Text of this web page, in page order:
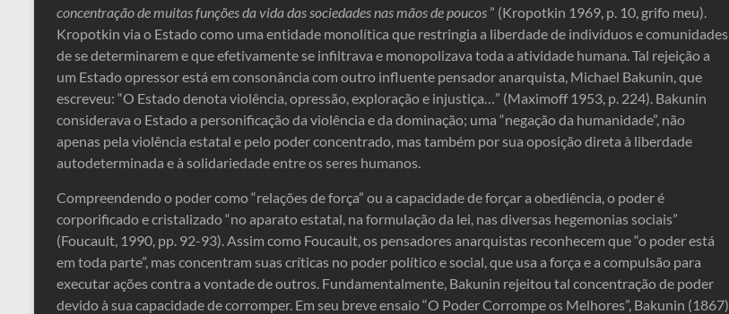
concentração de muitas funções da vida das sociedades nas mãos de poucos ” (Kropotkin 1969, p. 10, grifo meu).
Kropotkin via o Estado como uma entidade monolítica que restringia a liberdade de indivíduos e comunidades
de se determinarem e que efetivamente se infiltrava e monopolizava toda a atividade humana. Tal rejeição a
um Estado opressor está em consonância com outro influente pensador anarquista, Michael Bakunin, que
escreveu: “O Estado denota violência, opressão, exploração e injustiça…” (Maximoff 1953, p. 224). Bakunin
considerava o Estado a personificação da violência e da dominação; uma “negação da humanidade”, não
apenas pela violência estatal e pelo poder concentrado, mas também por sua oposição direta à liberdade
autodeterminada e à solidariedade entre os seres humanos.
Compreendendo o poder como “relações de força” ou a capacidade de forçar a obediência, o poder é
corporificado e cristalizado “no aparato estatal, na formulação da lei, nas diversas hegemonias sociais”
(Foucault, 1990, pp. 92-93). Assim como Foucault, os pensadores anarquistas reconhecem que “o poder está
em toda parte”, mas concentram suas críticas no poder político e social, que usa a força e a compulsão para
executar ações contra a vontade de outros. Fundamentalmente, Bakunin rejeitou tal concentração de poder
devido à sua capacidade de corromper. Em seu breve ensaio “O Poder Corrompe os Melhores”, Bakunin (1867)